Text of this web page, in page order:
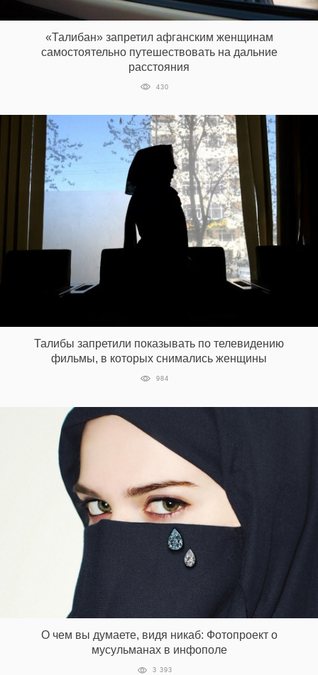
«Талибан» запретил афганским женщинам
самостоятельно путешествовать на дальние
расстояния
430
Талибы запретили показывать по телевидению
фильмы, в которых снимались женщины
984
О чем вы думаете, видя никаб: Фотопроект о
мусульманах в инфополе
3 393